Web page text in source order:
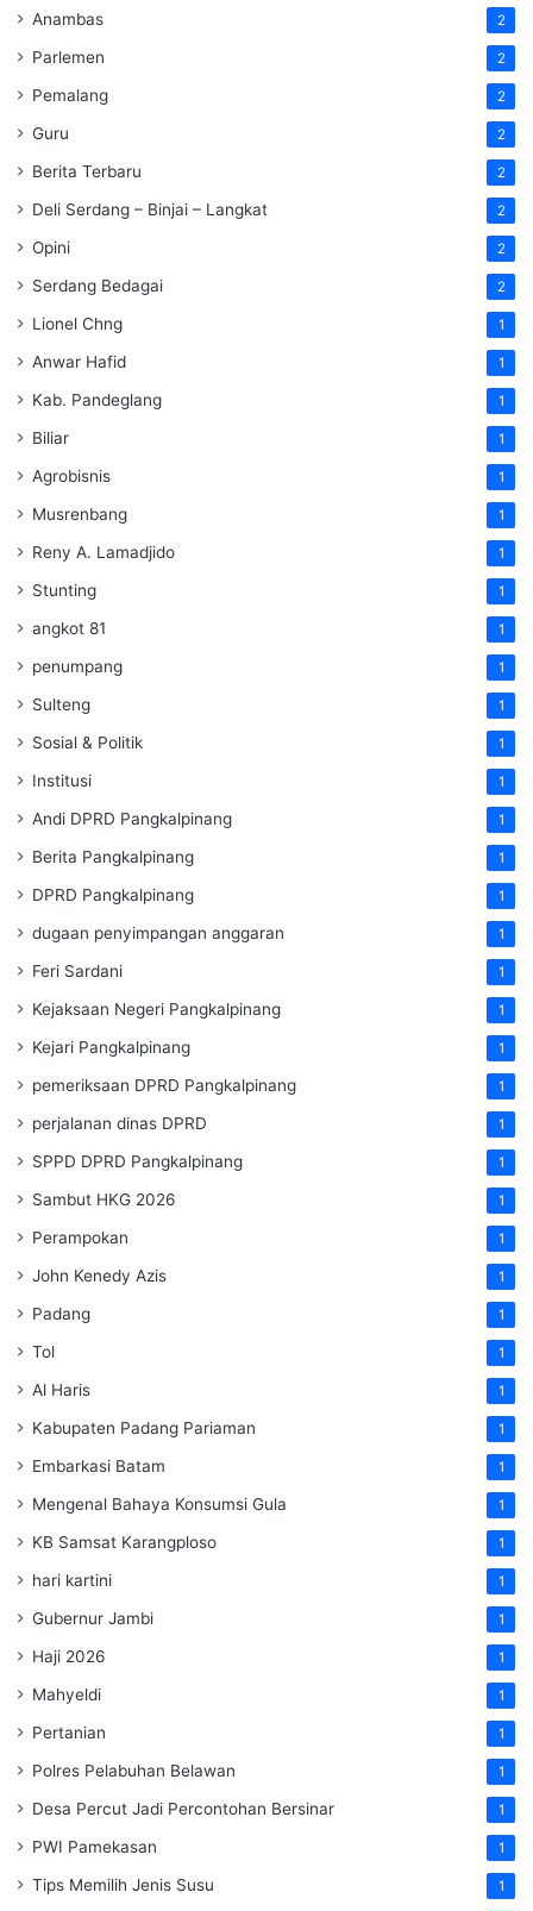
Anambas 2
Parlemen 2
Pemalang 2
Guru 2
Berita Terbaru 2
Deli Serdang – Binjai – Langkat 2
Opini 2
Serdang Bedagai 2
Lionel Chng 1
Anwar Hafid 1
Kab. Pandeglang 1
Biliar 1
Agrobisnis 1
Musrenbang 1
Reny A. Lamadjido 1
Stunting 1
angkot 81 1
penumpang 1
Sulteng 1
Sosial & Politik 1
Institusi 1
Andi DPRD Pangkalpinang 1
Berita Pangkalpinang 1
DPRD Pangkalpinang 1
dugaan penyimpangan anggaran 1
Feri Sardani 1
Kejaksaan Negeri Pangkalpinang 1
Kejari Pangkalpinang 1
pemeriksaan DPRD Pangkalpinang 1
perjalanan dinas DPRD 1
SPPD DPRD Pangkalpinang 1
Sambut HKG 2026 1
Perampokan 1
John Kenedy Azis 1
Padang 1
Tol 1
Al Haris 1
Kabupaten Padang Pariaman 1
Embarkasi Batam 1
Mengenal Bahaya Konsumsi Gula 1
KB Samsat Karangploso 1
hari kartini 1
Gubernur Jambi 1
Haji 2026 1
Mahyeldi 1
Pertanian 1
Polres Pelabuhan Belawan 1
Desa Percut Jadi Percontohan Bersinar 1
PWI Pamekasan 1
Tips Memilih Jenis Susu 1